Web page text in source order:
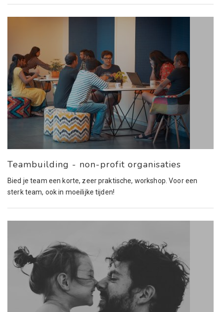
Teambuilding - non-profit organisaties
Bied je team een korte, zeer praktische, workshop. Voor een
sterk team, ook in moeilijke tijden!